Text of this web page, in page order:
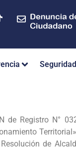
Seguridad
de Registro N°
de